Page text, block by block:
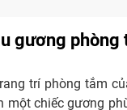
gương
trí phòng tắm
một chiếc gương